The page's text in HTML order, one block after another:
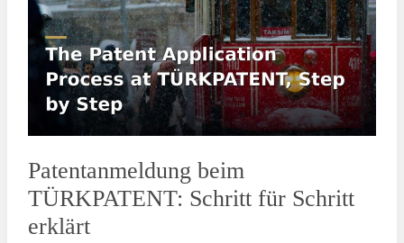
Patentanmeldung beim
TÜRKPATENT: Schritt für Schritt
erklärt
TÜRKPATENT:
Schritt
für
Schritt
erklärt